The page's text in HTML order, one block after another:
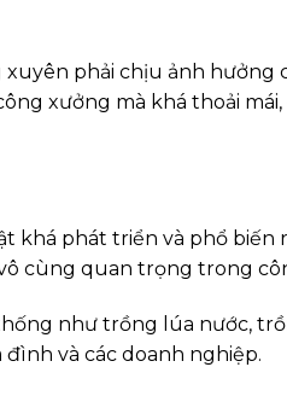
phải chịu ảnh hưởng
xưởng mà khá thoải
khá phát triển và phổ biến
cùng quan trọng trong
như trồng lúa nước,
và các doanh nghiệp.